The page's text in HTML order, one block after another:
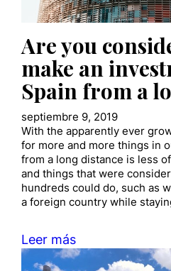
Are you
make an
Spain from a
septiembre 9, 2019
With the apparently ever
for more and more things in
from a long distance is less
and things that were
hundreds could do, such as
a foreign country while
Leer más